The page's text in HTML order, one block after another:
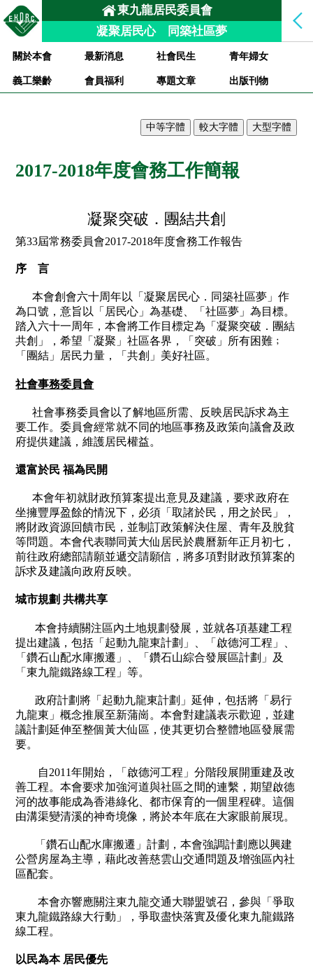
東九龍居民委員會
凝聚居民心 同築社區夢
關於本會 最新消息 社會民生
青年婦女
義工樂齡
會員福利 專題文章 出版刊物
2017-2018年度會務工作簡報
凝聚突破．團結共創
第33屆常務委員會201 7-2018年度會務工作報告
序 言
本會創會六十周年以「凝聚居民心．同築社區夢」作
為口號，意旨以「居民心」為基礎、「社區夢」為目標。
踏入六十一周年，本會將工作目標定為「凝聚突破．團結
共創」，希望「凝聚」社區各界，「突破」所有困難﹔
「團結」居民力量，「共創」美好社區。
社會事務委員會
社會事務委員會以了解地區所需、反映居民訴求為主
要工作。委員會經常就不同的地區事務及政策向議會及政
府提供建議，維護居民權益。
還富於民 福為民開
本會年初就財政預算案提出意見及建議，要求政府在
坐擁豐厚盈餘的情況下，必須「取諸於民，用之於民」，
將財政資源回饋市民，並制訂政策解決住屋、青年及脫貧
等問題。本會代表聯同黃大仙居民於農曆新年正月初七，
前往政府總部請願並遞交請願信，將多項對財政預算案的
訴求及建議向政府反映。
城市規劃 共構共享
本會持續關注區內土地規劃發展，並就各項基建工程
提出建議，包括「起動九龍東計劃」、「啟德河工程」、
「鑽石山配水庫搬遷」、「鑽石山綜合發展區計劃」及
「東九龍鐵路線工程」等。
政府計劃將「起動九龍東計劃」延伸，包括將「易行
九龍東」概念推展至新蒲崗。本會對建議表示歡迎，並建
議計劃延伸至整個黃大仙區，使其更切合整體地區發展需
要。
自2011年開始，「啟德河工程」分階段展開重建及改
善工程。本會要求加強河道與社區之間的連繫，期望啟德
河的故事能成為香港綠化、都市保育的一個里程碑。這個
由溝渠變清溪的神奇境像，將於本年底在大家眼前展現。
「鑽石山配水庫搬遷」計劃，本會強調計劃應以興建
公營房屋為主導，藉此改善慈雲山交通問題及增強區內社
區配套。
本會亦響應關注東九龍交通大聯盟號召，參與「爭取
東九龍鐵路線大行動」，爭取盡快落實及優化東九龍鐵路
線工程。
以民為本 居民優先